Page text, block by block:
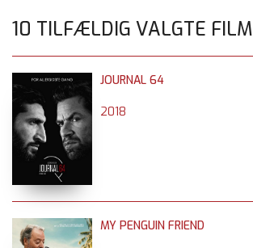
10 TILFÆLDIG VALGTE FILM
JOURNAL 64
2018
MY PENGUIN FRIEND